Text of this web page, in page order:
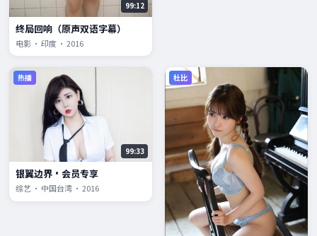
99:12
终局回响（原声双语字幕）
电影 · 印度 · 2016
热播
99:33
银翼边界·会员专享
综艺 · 中国台湾 · 2016
杜比